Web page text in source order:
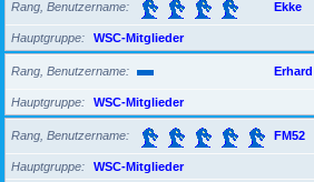
Rang, Benutzername Ekke
Hauptgruppe WSC-Mitglieder
Rang, Benutzername Erhard
Hauptgruppe WSC-Mitglieder
Rang, Benutzername FM52
Hauptgruppe
WSC-Mitglieder